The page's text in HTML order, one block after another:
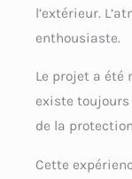
l’extérieur.
enthousiaste.
Le projet a été
existe toujours
de la
Cette